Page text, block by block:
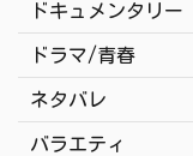
ドキュメンタリー
ドラマ/青春
ネタバレ
バラエティ